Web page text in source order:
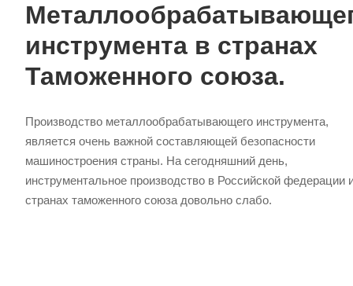
инструмента в странах
Таможенного союза.
Производство металлообрабатывающего инструмента,
является очень важной составляющей безопасности
машиностроения страны. На сегодняшний день,
инструментальное производство в Российской федерации
странах таможенного союза довольно слабо.